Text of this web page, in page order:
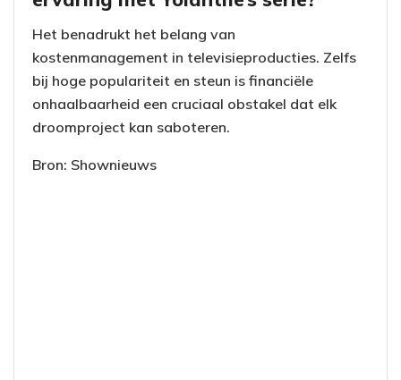
Het benadrukt het belang van
kostenmanagement in televisieproducties. Zelfs
bij hoge populariteit en steun is financiële
onhaalbaarheid een cruciaal obstakel dat elk
droomproject kan saboteren.
Bron: Shownieuws